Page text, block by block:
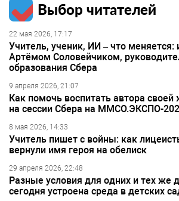
Выбор читателей
22 мая 2026, 17:17
Учитель, ученик, ИИ – что меняется:
Артёмом Соловейчиком,
образования Сбера
9 апреля 2026, 21:07
Как помочь воспитать автора своей
на сессии Сбера на ММСО.ЭКСПО-
8 мая 2026, 14:33
Учитель пишет с войны: как
вернули имя героя на обелиск
29 апреля 2026, 22:48
Разные условия для одних и тех же
сегодня устроена среда в детских